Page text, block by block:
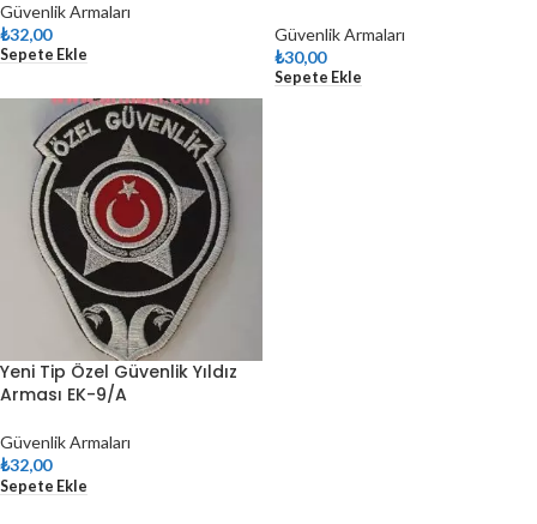
Güvenlik Armaları
₺32,00
Sepete Ekle
Güvenlik Armaları
₺30,00
Sepete Ekle
Yeni Tip Özel Güvenlik Yıldız
Arması EK-9/A
Güvenlik Armaları
₺32,00
Sepete Ekle